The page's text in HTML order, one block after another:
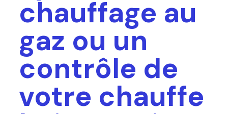
chauffage au
gaz ou un
contrôle de
votre chauffe